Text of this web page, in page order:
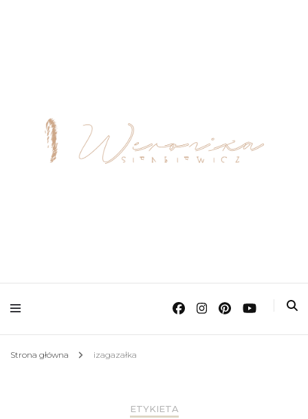
Strona główna izagazałka
ETYKIETA